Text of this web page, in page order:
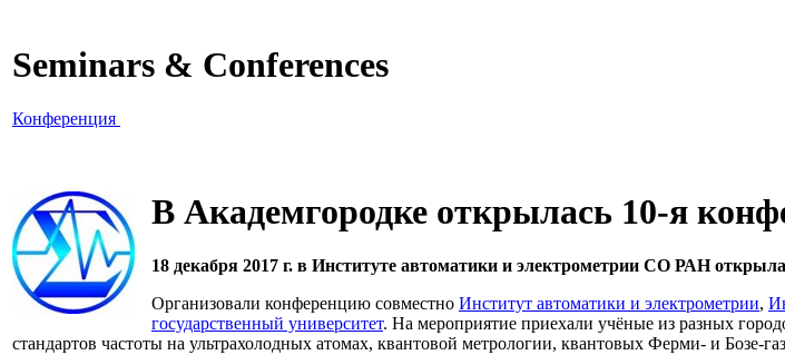
Seminars & Conferences
Конференция
В Академгородке открылась 10-я
18 декабря 2017 г. в Институте автоматики и электрометрии СО РАН
Организовали конференцию совместно Институт автоматики и электрометрии,
государственный университет. На мероприятие приехали учёные из разных
стандартов частоты на ультрахолодных атомах, квантовой метрологии, квантовых Ферми- и Бозе-